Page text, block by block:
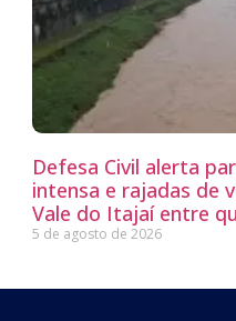
Defesa Civil alerta
intensa e rajadas de
Vale do Itajaí entre
5 de agosto de 2026